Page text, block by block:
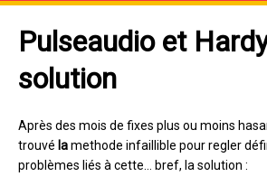
Pulseaudio et
solution
Après des mois de fixes plus ou moins
trouvé lamethode infaillible pour regler
problèmes liés à cette… bref, la solution :